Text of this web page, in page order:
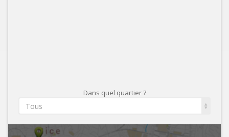
Dans quel quartier ?
Tous